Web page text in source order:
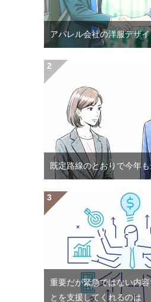
アパレル会社の洋服デザ
既定路線のとおりで今年
重要だが緊急ではない内
とを支援してくれるのは